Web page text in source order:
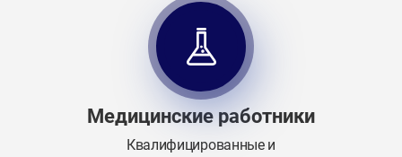
Медицинские работники
Квалифицированные и